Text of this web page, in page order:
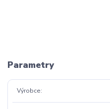
Parametry
Výrobce